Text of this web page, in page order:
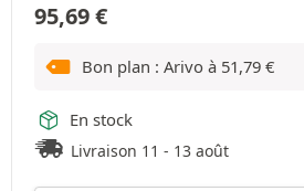
95,69€
Bon plan : Arivo à 51,79 €
En stock
Livraison 11 - 13 août